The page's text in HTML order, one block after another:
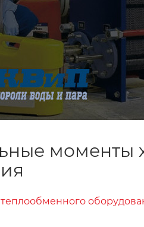
моменты
теплообменного